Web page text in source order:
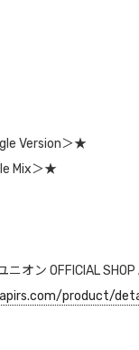
Version＞★
Mix＞★
ニオン OFFICIAL
product/